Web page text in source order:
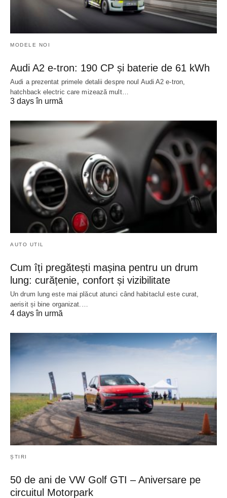
MODELE NOI
Audi A2 e-tron: 190 CP și baterie de 61 kWh
Audi a prezentat primele detalii despre noul Audi A2 e-tron,
hatchback electric care mizează mult…
3 days în urmă
AUTO UTIL
Cum îți pregătești mașina pentru un drum
lung: curățenie, confort și vizibilitate
Un drum lung este mai plăcut atunci când habitaclul este curat,
aerisit și bine organizat.…
4 days în urmă
ȘTIRI
50 de ani de VW Golf GTI – Aniversare pe
circuitul Motorpark